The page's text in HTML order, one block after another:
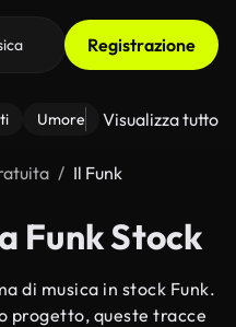
Registrazione
Umore Visualizza tutto
Il Funk
Funk Stock
di musica in stock Funk.
progetto, queste tracce